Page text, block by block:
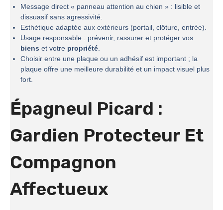
Message direct « panneau attention au chien » : lisible et
dissuasif sans agressivité.
Esthétique adaptée aux extérieurs (portail, clôture, entrée).
Usage responsable : prévenir, rassurer et protéger vos
biens et votre propriété.
Choisir entre une plaque ou un adhésif est important ; la
plaque offre une meilleure durabilité et un impact visuel plus
fort.
Épagneul Picard :
Gardien Protecteur Et
Compagnon
Affectueux